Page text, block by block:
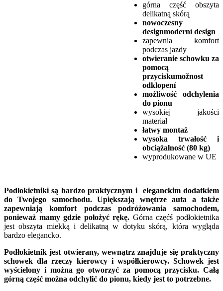
górna część obszyta
delikatną skórą
nowoczesny
designmoderní design
zapewnia komfort
podczas jazdy
otwieranie schowku za
pomocą
przyciskumožnost
odklopení
możliwość odchylenia
do pionu
wysokiej jakości
materiał
łatwy montaż
wysoka trwałość i
obciążalność (80 kg)
wyprodukowane w UE
Podłokietniki są bardzo praktycznym i eleganckim dodatkiem
do Twojego samochodu. Upiększają wnętrze auta a także
zapewniają komfort podczas podróżowania samochodem,
ponieważ mamy gdzie położyć rękę. Górna częćś podłokietnika
jest obszyta miekką i delikatną w dotyku skórą, która wygląda
bardzo elegancko.
Podłokietnik jest otwierany, wewnątrz znajduje się praktyczny
schowek dla rzeczy kierowcy i współkierowcy. Schowek jest
wyścielony i można go otworzyć za pomocą przycisku. Całą
górną część można odchylić do pionu, kiedy jest to potrzebne.